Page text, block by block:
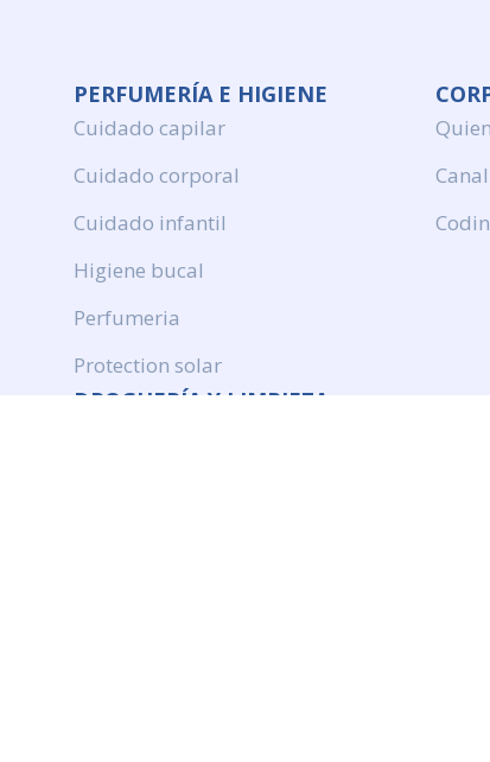
PERFUMERÍA E HIGIENE
Cuidado capilar
Cuidado corporal
Cuidado infantil
Higiene bucal
Perfumeria
Protection solar
DROGUERÍA Y LIMPIEZA